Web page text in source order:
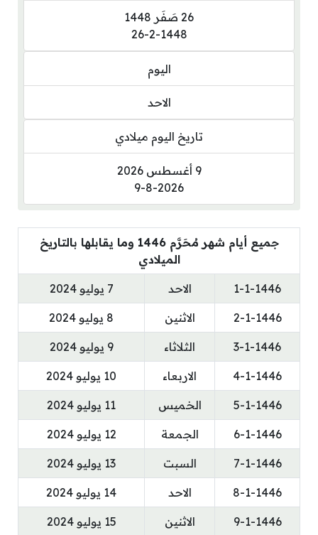
26 صَفَر 1448
26-2-1448
اليوم
الاحد
تاريخ اليوم ميلادي
9 أغسطس 2026
9-8-2026
جميع أيام شهر مُحَرَّم 1446 وما يقابلها بالتاريخ
الميلادي
1-1-1446 الاحد 7 يوليو 2024
2-1-1446 الاثنين 8 يوليو 2024
3-1-1446 الثلاثاء 9 يوليو 2024
4-1-1446 الاربعاء 10 يوليو 2024
5-1-1446 الخميس 11 يوليو 2024
6-1-1446 الجمعة 12 يوليو 2024
7-1-1446 السبت 13 يوليو 2024
8-1-1446 الاحد 14 يوليو 2024
9-1-1446 الاثنين 15 يوليو 2024